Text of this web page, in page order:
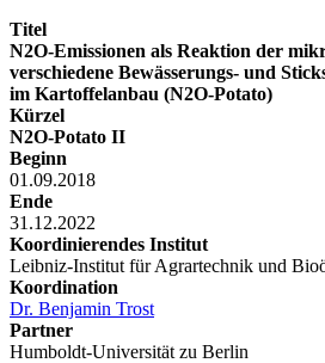
Titel
N2O-Emissionen als Reaktion der
verschiedene Bewässerungs- und
im Kartoffelanbau (N2O-Potato)
Kürzel
N2O-Potato II
Beginn
01.09.2018
Ende
31.12.2022
Koordinierendes Institut
Leibniz-Institut für Agrartechnik und
Koordination
Dr. Benjamin Trost
Partner
Humboldt-Universität zu Berlin